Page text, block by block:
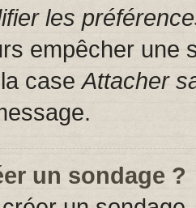
les
empêcher une
caseAttacher
un sondage ?